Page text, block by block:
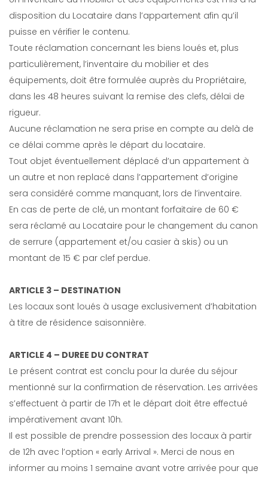
disposition du Locataire dans l’appartement afin qu’il
puisse en vérifier le contenu.
Toute réclamation concernant les biens loués et, plus
particulièrement, l’inventaire du mobilier et des
équipements, doit être formulée auprès du Propriétaire,
dans les 48 heures suivant la remise des clefs, délai de
rigueur.
Aucune réclamation ne sera prise en compte au delà de
ce délai comme après le départ du locataire.
Tout objet éventuellement déplacé d’un appartement à
un autre et non replacé dans l’appartement d’origine
sera considéré comme manquant, lors de l’inventaire.
En cas de perte de clé, un montant forfaitaire de 60 €
sera réclamé au Locataire pour le changement du canon
de serrure (appartement et/ou casier à skis) ou un
montant de 15 € par clef perdue.
ARTICLE 3 – DESTINATION
Les locaux sont loués à usage exclusivement d’habitation
à titre de résidence saisonnière.
ARTICLE 4 – DUREE DU CONTRAT
Le présent contrat est conclu pour la durée du séjour
mentionné sur la confirmation de réservation. Les arrivées
s’effectuent à partir de 17h et le départ doit être effectué
impérativement avant 10h.
Il est possible de prendre possession des locaux à partir
de 12h avec l’option « early Arrival ». Merci de nous en
informer au moins 1 semaine avant votre arrivée pour que